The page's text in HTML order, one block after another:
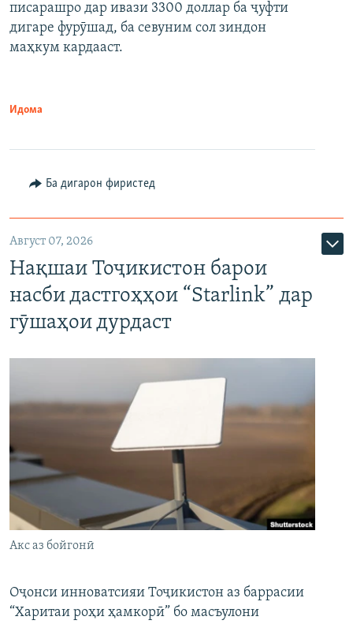
писарашро дар ивази 3300 доллар ба ҷуфти
дигаре фурӯшад, ба севуним сол зиндон
маҳкум кардааст.
Идома
Ба дигарон фиристед
Август 07, 2026
Нақшаи Тоҷикистон барои
насби дастгоҳҳои “Starlink” дар
гӯшаҳои дурдаст
Акс аз бойгонӣ
Оҷонси инноватсияи Тоҷикистон аз баррасии
“Харитаи роҳи ҳамкорӣ” бо масъулони